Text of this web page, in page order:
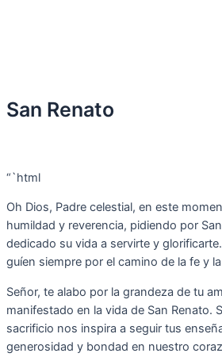
San Renato
“`html
Oh Dios, Padre celestial, en este
humildad y reverencia, pidiendo por
dedicado su vida a servirte y
guíen siempre por el camino de la fe y
Señor, te alabo por la grandeza de tu
manifestado en la vida de San Renato.
sacrificio nos inspira a seguir tus
generosidad y bondad en nuestro